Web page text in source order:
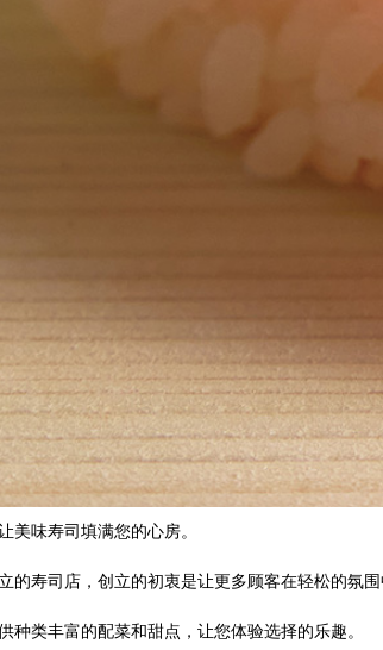
美味寿司填满您的心房。
的寿司店，创立的初衷是让更多顾客在轻松的氛围
种类丰富的配菜和甜点，让您体验选择的乐趣。